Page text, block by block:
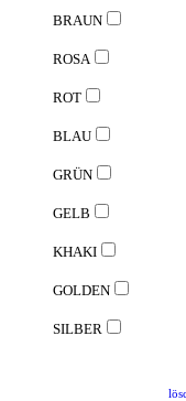
BRAUN
ROSA
ROT
BLAU
GRÜN
GELB
KHAKI
GOLDEN
SILBER